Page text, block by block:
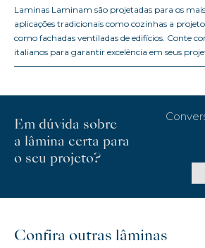
Laminas Laminam são projetadas para os
aplicações tradicionais como cozinhas a
como fachadas ventiladas de edifícios. Conte
italianos para garantir excelência em seus
Em dúvida sobre
a lâmina certa para
o seu projeto?
Confira outras lâminas